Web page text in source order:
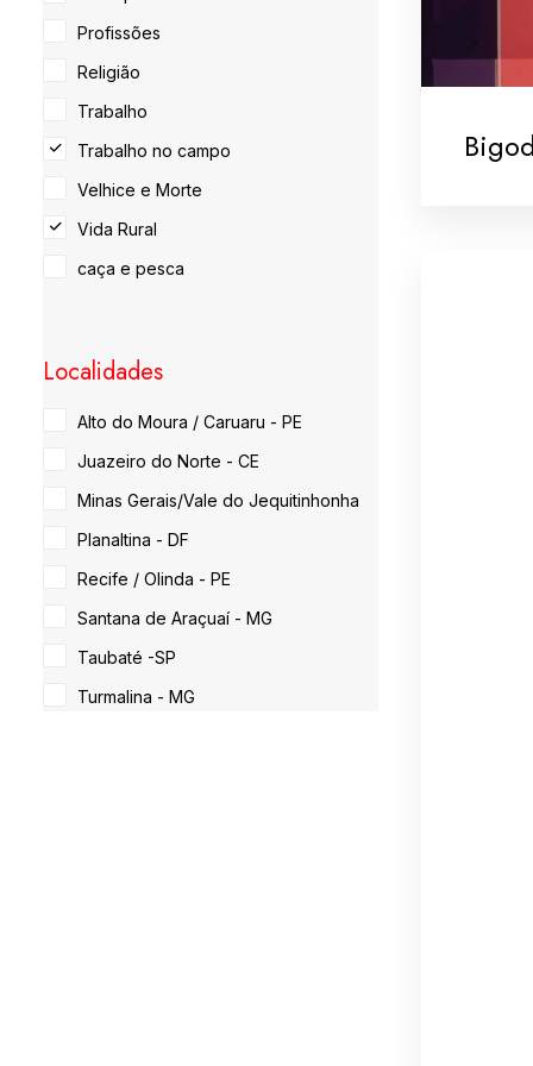
Profissões
Religião
Trabalho
Trabalho no campo
Velhice e Morte
Vida Rural
caça e pesca
Localidades
Alto do Moura / Caruaru - PE
Juazeiro do Norte - CE
Minas Gerais/Vale do Jequitinhonha
Planaltina - DF
Recife / Olinda - PE
Santana de Araçuaí - MG
Taubaté -SP
Turmalina - MG